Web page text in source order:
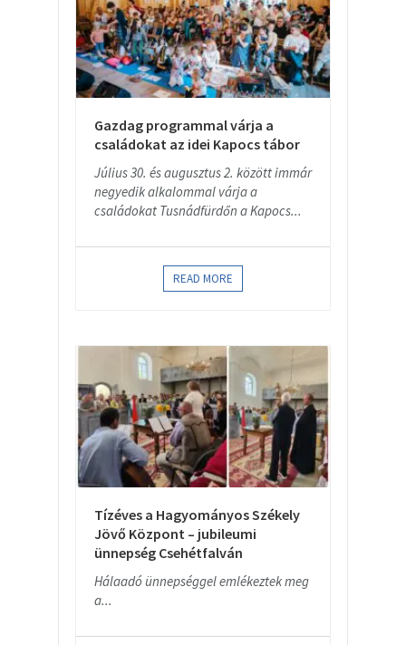
Gazdag programmal várja a
családokat az idei Kapocs tábor
Július 30. és augusztus 2. között immár
negyedik alkalommal várja a
családokat Tusnádfürdőn a Kapocs...
READ MORE
Tízéves a Hagyományos Székely
Jövő Központ – jubileumi
ünnepség Csehétfalván
Hálaadó ünnepséggel emlékeztek meg
a...